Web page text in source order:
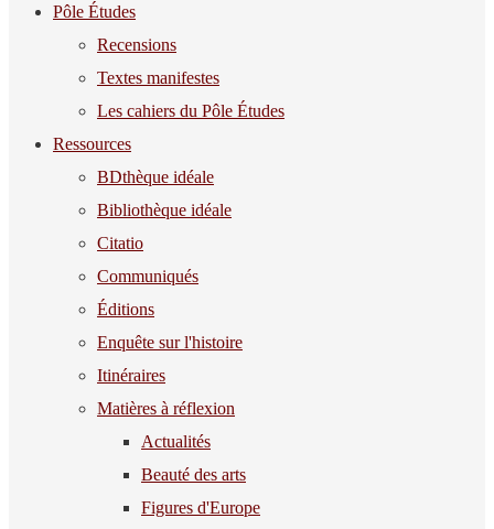
Pôle Études
Recensions
Textes manifestes
Les cahiers du Pôle Études
Ressources
BDthèque idéale
Bibliothèque idéale
Citatio
Communiqués
Éditions
Enquête sur l'histoire
Itinéraires
Matières à réflexion
Actualités
Beauté des arts
Figures d'Europe